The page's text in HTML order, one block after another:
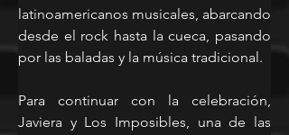
latinoamericanos musicales, abarcando
desde el rock hasta la cueca, pasando
por las baladas y la música tradicional.
Para continuar con la celebración,
Javiera y Los Imposibles, una de las